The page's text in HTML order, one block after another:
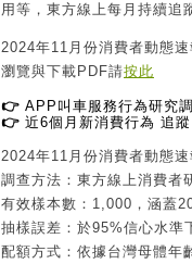
用等，東方線上每月持續追
2024年11 月份消費者動態
瀏覽與下載 PDF請按此
👉 APP叫車服務行為研究
👉 近6個月新消費行為 追蹤
2024年11 月份消費者動態速
調查方法：東方線上消費者
有效樣本數： 1,000 ，涵蓋
抽樣誤差：於95%信心水準
配額方式：依據台灣母體年